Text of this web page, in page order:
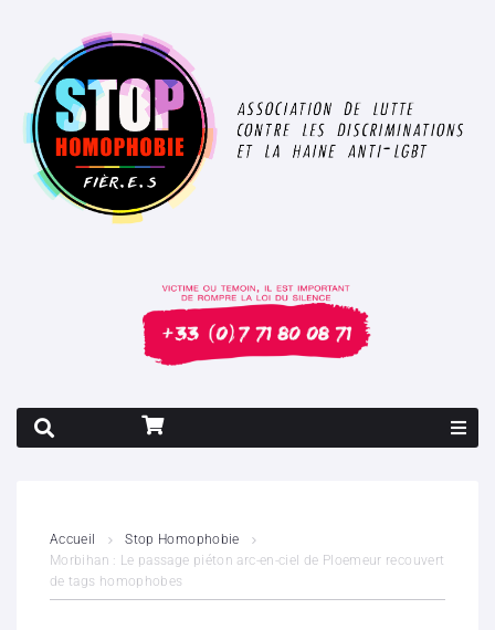
Contenus litigieux
Accueil
Stop Homophobie
Morbihan : Le passage piéton arc-en-ciel de Ploemeur recouvert
de tags homophobes